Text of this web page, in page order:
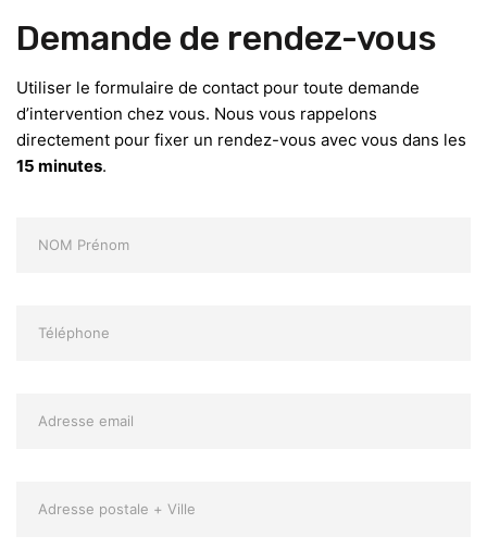
Demande de rendez-vous
Utiliser le formulaire de contact pour toute demande
d’intervention chez vous. Nous vous rappelons
directement pour fixer un rendez-vous avec vous dans les
15 minutes.